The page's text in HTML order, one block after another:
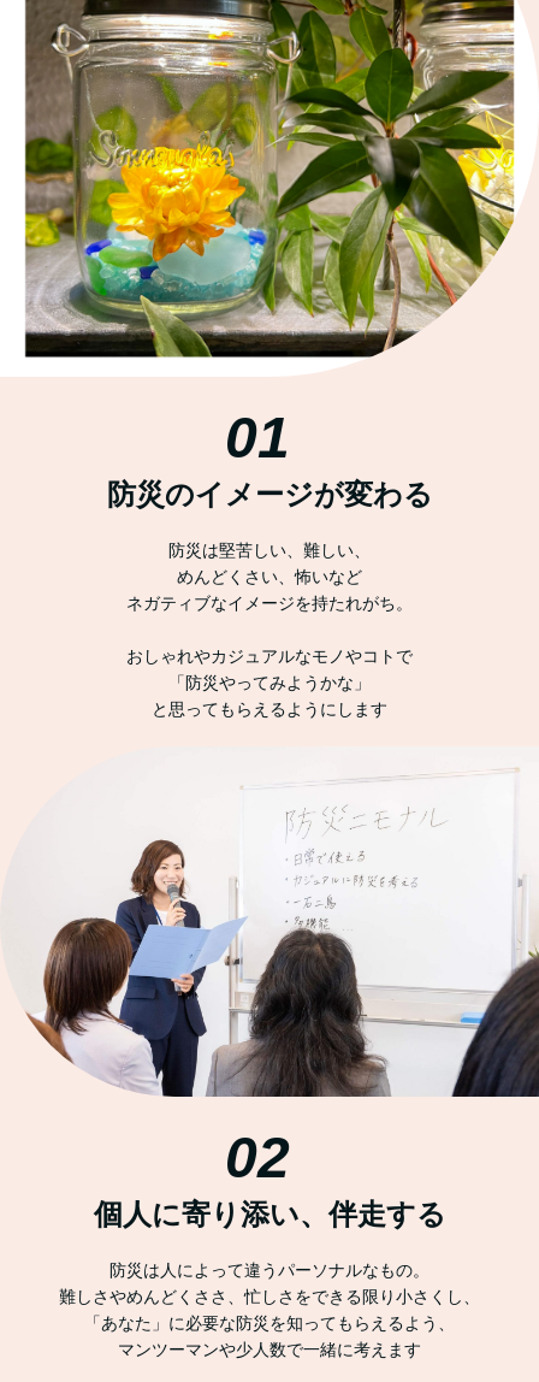
01
防災のイメージが変わる
防災は堅苦しい、難しい、
めんどくさい、怖いなど
ネガティブなイメージを持たれがち。
おしゃれやカジュアルなモノやコトで
「防災やってみようかな」
と思ってもらえるようにします
02
個人に寄り添い、伴走する
防災は人によって違うパーソナルなもの。
難しさやめんどくささ、忙しさをできる限り小さくし、
「あなた」に必要な防災を知ってもらえるよう、
マンツーマンや少人数で一緒に考えます